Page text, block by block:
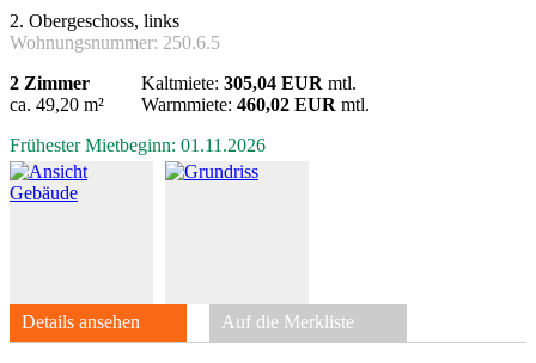
2. Obergeschoss, links
Wohnungsnummer: 250.6.5
2 Zimmer
ca. 49,20 m²
Kaltmiete: 305,04 EUR mtl.
Warmmiete: 460,02 EUR mtl.
Frühester Mietbeginn: 01.11.2026
Details ansehen Auf die Merkliste